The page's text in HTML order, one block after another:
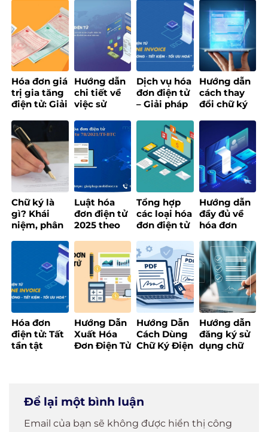
XÂY DỰNG
NỀN TẢNG
CREATOR
ECONOMY
thúc đẩy
chuyển đổi
dựng chính
ứng dụng
AI
MINH – GIẢI
PHÁP SỐ
MOBIFONE
HƯỚNG TỚI
PHỤC VỤ
NGƯỜI DÂN
Ích, Loại
Hình & Ứng
Dụng
Hóa đơn giá
trị gia tăng
điện tử: Giải
ưu cho
doanh
nghiệp hiện
đại
Hướng dẫn
chi tiết về
việc sử
đơn điện tử
cho doanh
nghiệp
Dịch vụ hóa
đơn điện tử
– Giải pháp
hóa đơn
thông minh
Hướng dẫn
cách thay
đổi chữ ký
Tổng cục
thuế
Chữ ký là
gì? Khái
niệm, phân
chữ ký phổ
Luật hóa
đơn điện tử
2025 theo
chi tiết
Tổng hợp
các loại hóa
đơn điện tử
quy định
mới nhất
Hướng dẫn
đầy đủ về
hóa đơn
tạo từ máy
tính tiền
[Update
2025]
Hóa đơn
điện tử: Tất
tần tật
khai
Hướng Dẫn
Xuất Hóa
Đơn Điện Tử
Hiệu Quả
Hướng Dẫn
Cách Dùng
Chữ Ký Điện
Hướng dẫn
đăng ký sử
dụng chữ
Để lại một bình luận
Email của bạn sẽ không được hiển thị công